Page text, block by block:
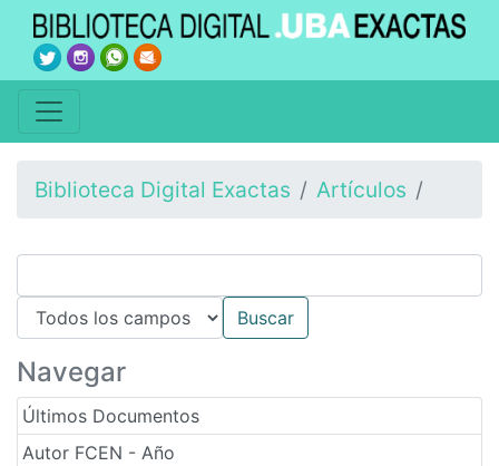
Biblioteca Digital Exactas Artículos
Navegar
Últimos Documentos
Autor FCEN - Año